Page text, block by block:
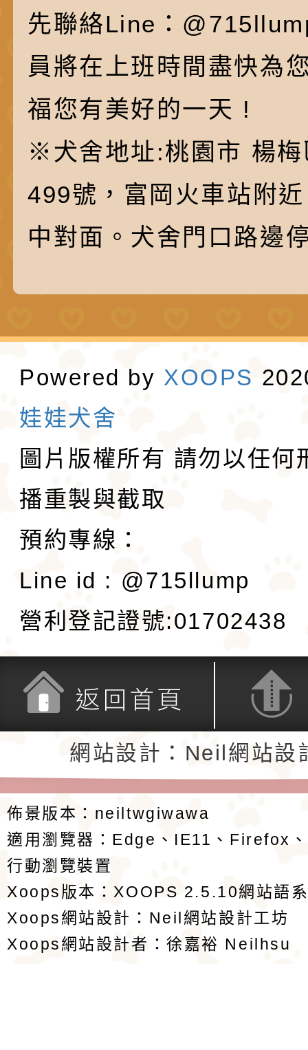
先聯絡Line：
員將在上班時間盡快為
福您有美好的一天 !
※犬舍地址:桃園市 楊
499號，富岡火車站附
中對面。犬舍門口路邊
Powered by XOOPS
娃娃犬舍
圖片版權所有 請勿以任何
播重製與截取
預約專線：
Line id : @715llump
營利登記證號:01702438
返回首頁 返回頂端
網站設計：Neil網站設
佈景版本： neiltwgiwawa
適用瀏覽器：Edge、IE11、Firefox
行動瀏覽裝置
Xoops版本：XOOPS 2.5.10網站語
Xoops網站設計 ： Neil網站設計工坊
Xoops網站設計者：徐嘉裕 Neilhsu